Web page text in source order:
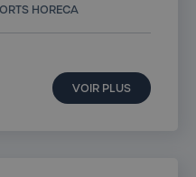
HORECA
VOIR PLUS